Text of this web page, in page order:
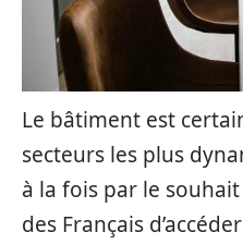
Le bâtiment est
secteurs les plus
à la fois par le
des Français